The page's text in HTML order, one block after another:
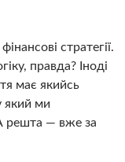
стратегії.
правда? Іноді
має якийсь
який ми
решта — вже за